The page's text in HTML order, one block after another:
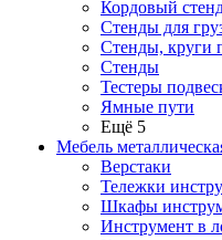
Кордовый
Стенды для
Стенды, круги
Стенды
Тестеры
Ямные пути
Ещё 5
Мебель
Верстаки
Тележки
Шкафы
Инструмент в